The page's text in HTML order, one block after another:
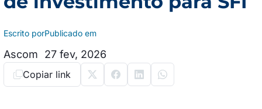
Escrito por
Ascom
Publicado em
27 fev, 2026
Copiar link